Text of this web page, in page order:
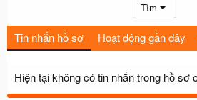
Tìm
Tin nhắn hồ sơ Hoạt động gần đây
Hiện tại không có tin nhắn trong hồ sơ